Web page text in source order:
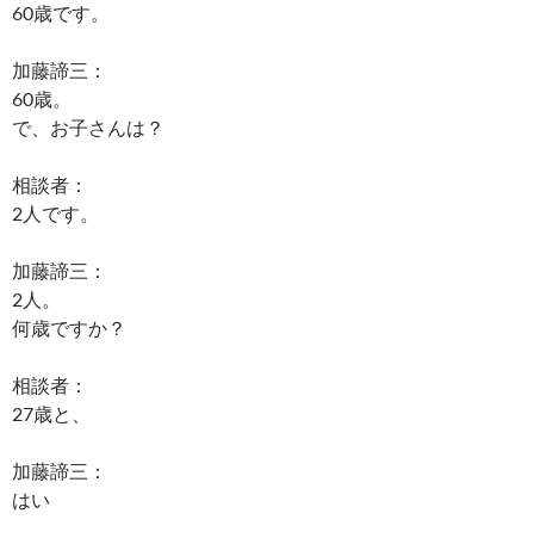
60歳です。
加藤諦三：
60歳。
で、お子さんは？
相談者：
2人です。
加藤諦三：
2人。
何歳ですか？
相談者：
27歳と、
加藤諦三：
はい